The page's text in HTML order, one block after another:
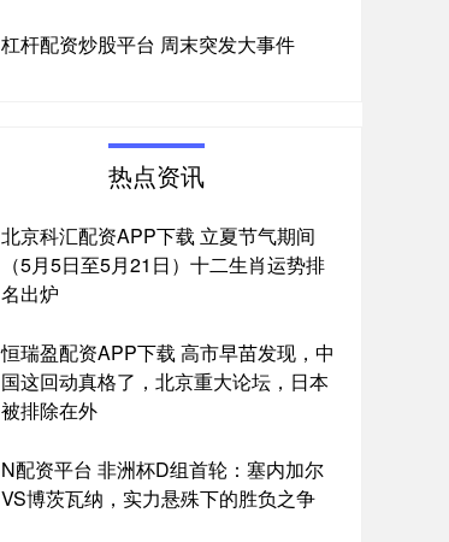
杠杆配资炒股平台 周末突发大事件
热点资讯
北京科汇配资APP下载 立夏节气期间
（5月5日至5月21日）十二生肖运势排
名出炉
恒瑞盈配资APP下载 高市早苗发现，中
国这回动真格了，北京重大论坛，日本
被排除在外
N配资平台 非洲杯D组首轮：塞内加尔
VS博茨瓦纳，实力悬殊下的胜负之争